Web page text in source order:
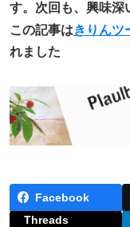
す。次回も、興味深
この記事はきりんツ
れました
Facebook
Threads